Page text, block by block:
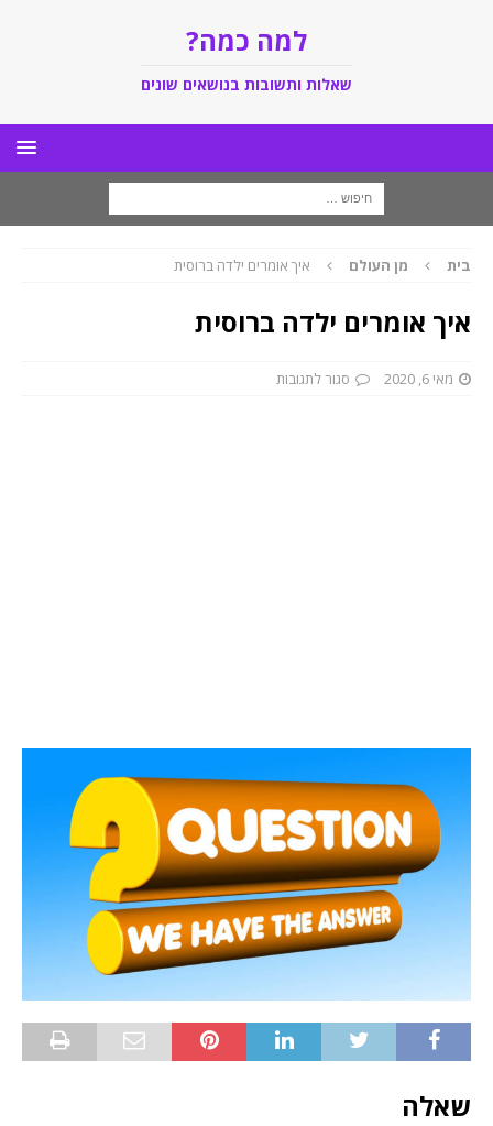
למה כמה?
שאלות ותשובות בנושאים שונים
בית מן העולם איך אומרים ילדה ברוסית
איך אומרים ילדה ברוסית
מאי 6, 2020 סגור לתגובות
שאלה